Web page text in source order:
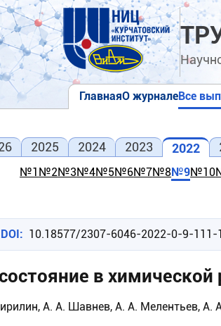
Основная
ГлавнаяО журналеВсе
2025 2024 2023 2022
№1 №2№3№4№5№6№7№8№9№10
DOI 10.18577/2307-6046-2022-0-9-111-
в
А. А. Шавнев, А. А. Мелентьев, А.